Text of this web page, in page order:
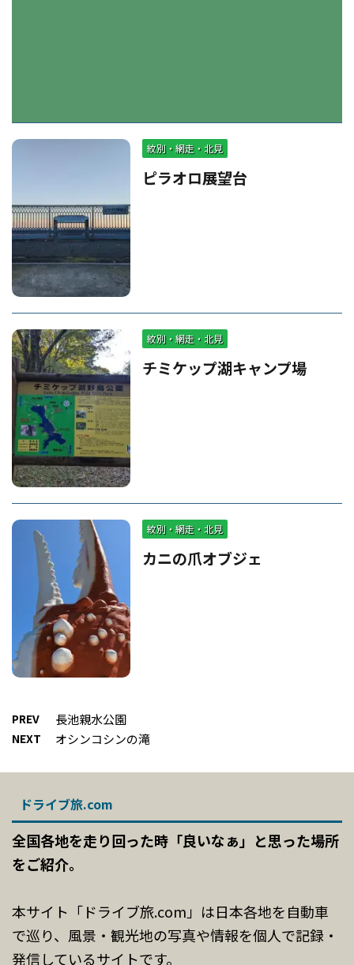
紋別・網走・北見
ピラオロ展望台
紋別・網走・北見
チミケップ湖キャンプ場
紋別・網走・北見
カニの爪オブジェ
PREV 長池親水公園
NEXT オシンコシンの滝
ドライブ旅.com
全国各地を走り回った時「良いなぁ」と思った場所
をご紹介。
本サイト「ドライブ旅.com」は日本各地を自動車
で巡り、風景・観光地の写真や情報を個人で記録・
発信しているサイトです。